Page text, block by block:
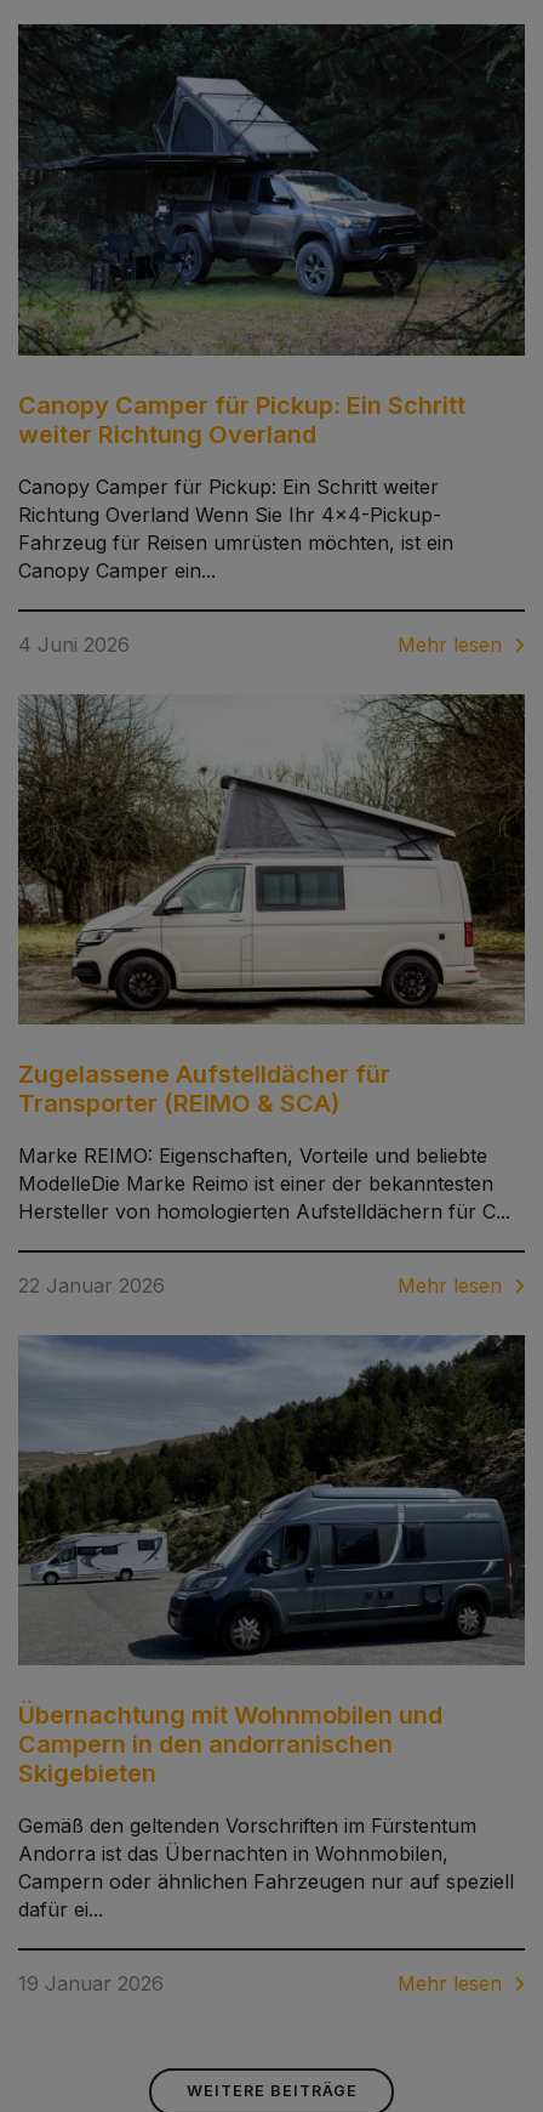
Canopy Camper für Pickup: Ein Schritt
weiter Richtung Overland
Canopy Camper für Pickup: Ein Schritt weiter
Richtung Overland Wenn Sie Ihr 4x4-Pickup-
Fahrzeug für Reisen umrüsten möchten, ist ein
Canopy Camper ein...
4 Juni 2026 Mehr lesen
Zugelassene Aufstelldächer für
Transporter (REIMO & SCA)
Marke REIMO: Eigenschaften, Vorteile und beliebte
ModelleDie Marke Reimo ist einer der bekanntesten
Hersteller von homologierten Aufstelldächern für C...
22 Januar 2026 Mehr lesen
Übernachtung mit Wohnmobilen und
Campern in den andorranischen
Skigebieten
Gemäß den geltenden Vorschriften im Fürstentum
Andorra ist das Übernachten in Wohnmobilen,
Campern oder ähnlichen Fahrzeugen nur auf speziell
dafür ei...
19 Januar 2026 Mehr lesen
WEITERE BEITRÄGE